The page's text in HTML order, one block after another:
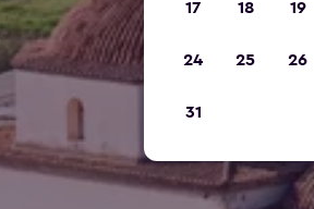
17 18 19
24 25 26
31